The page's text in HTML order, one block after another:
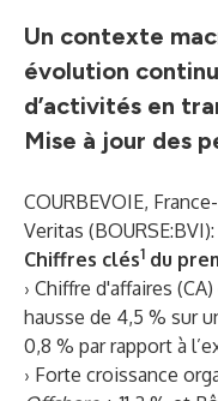
Un contexte
évolution
d’activités en
Mise à jour des
COURBEVOIE,
Veritas (BOURSE:BVI):
Chiffres clés1 du
› Chiffre d'affaires
hausse de 4,5 % sur
0,8 % par rapport à
› Forte croissance